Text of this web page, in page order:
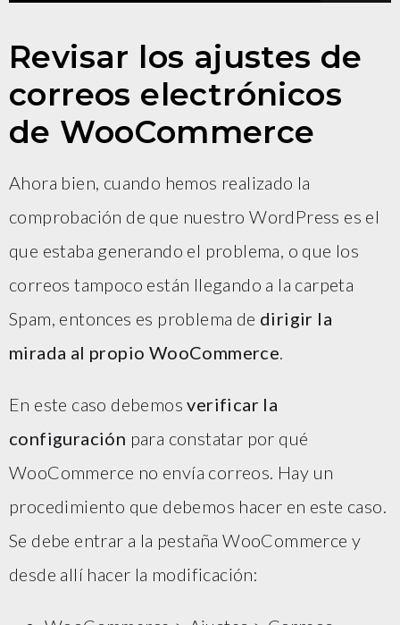
Revisar los ajustes de
correos electrónicos
de WooCommerce
Ahora bien, cuando hemos realizado la
comprobación de que nuestro WordPress es el
que estaba generando el problema, o que los
correos tampoco están llegando a la carpeta
Spam, entonces es problema de dirigir la
mirada al propio WooCommerce.
En este caso debemosverificar la
configuración para constatar por qué
WooCommerce no envía correos. Hay un
procedimiento que debemos hacer en este caso.
Se debe entrar a la pestaña WooCommerce y
desde allí hacer la modificación: